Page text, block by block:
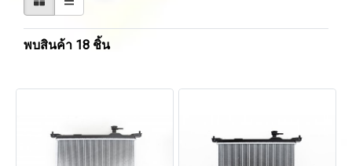
พบสินค้า 18 ชิ้น